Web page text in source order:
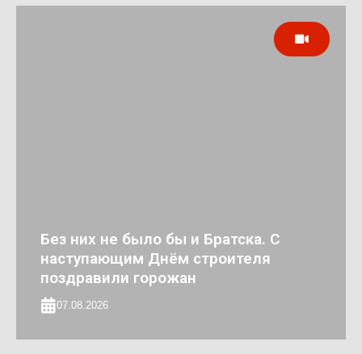
Без них не было бы и Братска. С
наступающим Днём строителя
поздравили горожан
07.08.2026